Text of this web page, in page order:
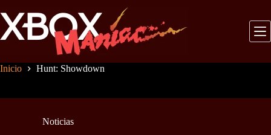
al
contenido
Inicio Hunt: Showdown
Noticias